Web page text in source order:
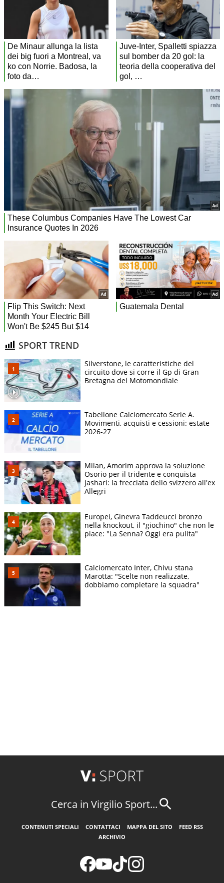
SPORT TREND
Silverstone, le caratteristiche del
circuito dove si corre il Gp di Gran
Bretagna del Motomondiale
Tabellone Calciomercato Serie A.
Movimenti, acquisti e cessioni: estate
2026-27
Milan, Amorim approva la soluzione
Osorio per il tridente e conquista
Jashari: la frecciata dello svizzero all'ex
Allegri
Europei, Ginevra Taddeucci bronzo
nella knockout, il "giochino" che non le
piace: "La Senna? Oggi era pulita"
Calciomercato Inter, Chivu stana
Marotta: "Scelte non realizzate,
dobbiamo completare la squadra"
Cerca in Virgilio Sport...
CONTENUTI SPECIALI CONTATTACI MAPPA DEL SITO
FEED RSS
ARCHIVIO